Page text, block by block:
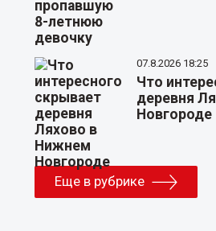
07.8.2026 18:25
Что
деревня
Новгороде
Еще в рубрике